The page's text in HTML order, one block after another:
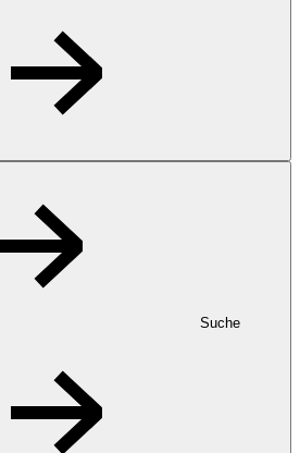
Suche